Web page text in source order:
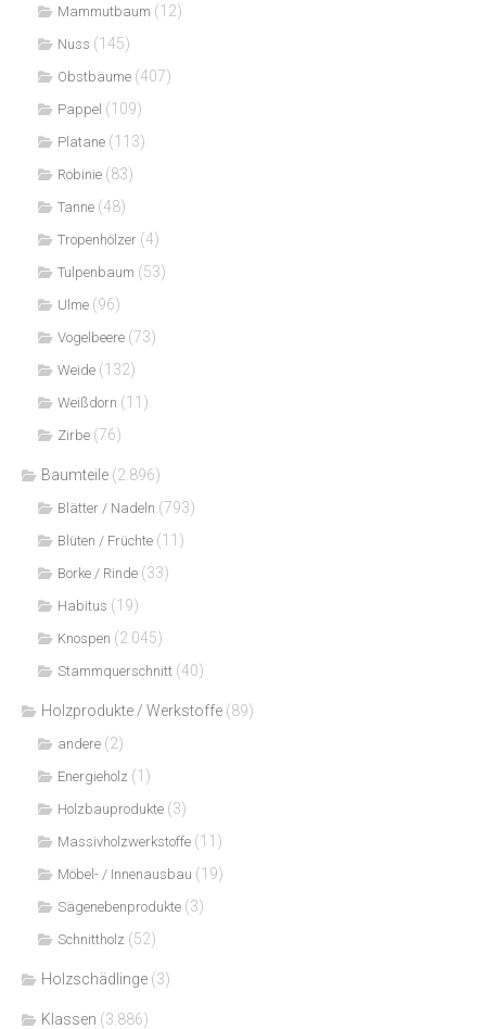
Mammutbaum (12)
Nuss (145)
Obstbäume (407)
Pappel (109)
Platane (113)
Robinie (83)
Tanne (48)
Tropenhölzer (4)
Tulpenbaum (53)
Ulme (96)
Vogelbeere (73)
Weide (132)
Weißdorn (11)
Zirbe (76)
Baumteile (2.896)
Blätter / Nadeln (793)
Blüten / Früchte (11)
Borke / Rinde (33)
Habitus (19)
Knospen (2.045)
Stammquerschnitt (40)
Holzprodukte / Werkstoffe (89)
andere (2)
Energieholz (1)
Holzbauprodukte (3)
Massivholzwerkstoffe (11)
Möbel- / Innenausbau (19)
Sägenebenprodukte (3)
Schnittholz (52)
Holzschädlinge (3)
Klassen (3.886)